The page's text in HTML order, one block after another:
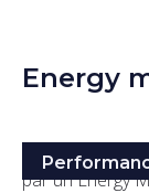
Energy
par un Energy